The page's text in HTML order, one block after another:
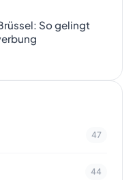
So gelingt
47
44